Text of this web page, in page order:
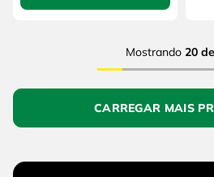
Mostrando 20